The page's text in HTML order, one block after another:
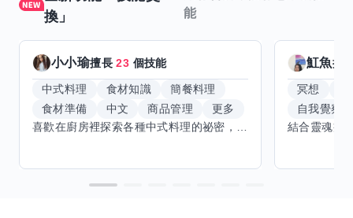
換」
能
小小瑜擅長23 個技能
中式料理 食材知識
簡餐料理
食材準備
中文 商品管理
更多
魟魚擅
冥想
自我覺察